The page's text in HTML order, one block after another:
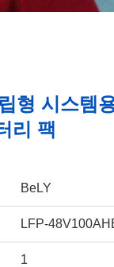
형 시스템
리 팩
BeLY
LFP-
1